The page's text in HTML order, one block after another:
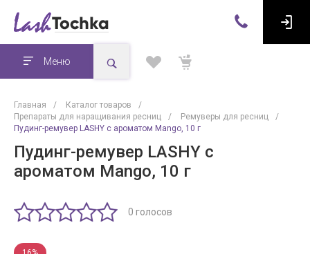
Меню
Главная / Каталог товаров
/
Препараты для наращивания ресниц
/ Ремуверы для ресниц
/
Пудинг-ремувер LASHY с ароматом Mango, 10 г
Пудинг-ремувер LASHY с
ароматом Mango, 10 г
0 голосов